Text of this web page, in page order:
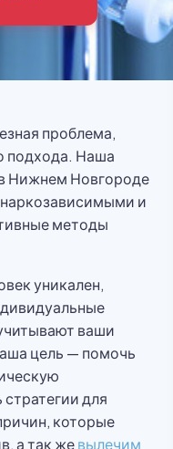
проблема,
подхода. Наша
Нижнем Новгороде
наркозависимыми и
методы
уникален,
ваши
цель — помочь
для
которые
а так жевылечим